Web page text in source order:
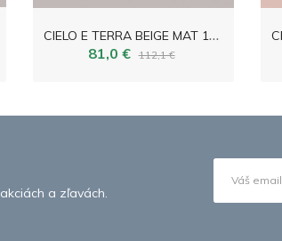
C
IELO E TERRA BEIGE MAT 119,8x119,8
81,0 € 112,1 €
a zľavách.